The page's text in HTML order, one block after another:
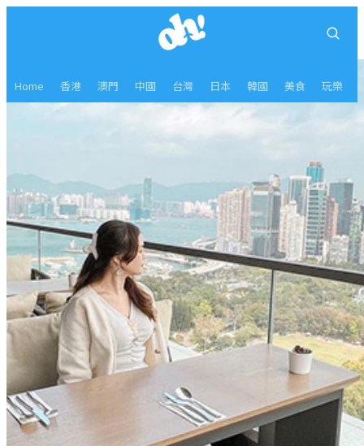
Home 香港 澳門 中國 台灣 日本 韓國 美食 玩樂